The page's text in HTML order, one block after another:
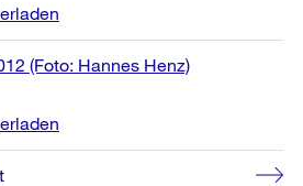
(Foto: Hannes Henz)